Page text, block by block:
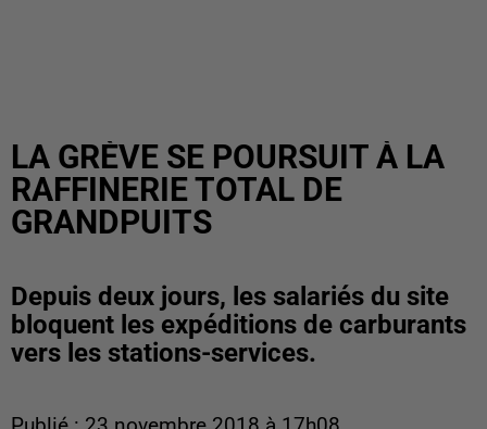
LA GRÈVE SE POURSUIT À LA
RAFFINERIE TOTAL DE
GRANDPUITS
Depuis deux jours, les salariés du site
bloquent les expéditions de carburants
vers les stations-services.